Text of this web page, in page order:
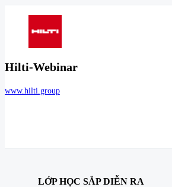
Hilti-Webinar
www.hilti.group
LỚP HỌC SẮP DIỄN RA